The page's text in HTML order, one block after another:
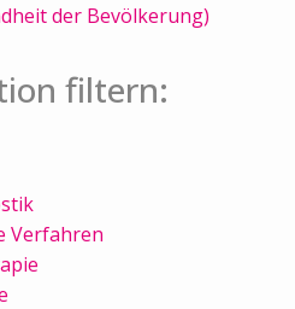
der Bevölkerung)
filtern:
Verfahren